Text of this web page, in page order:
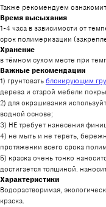
Также рекомендуем
Время высыхания
1-4 часа в зависимости от
срок полимеризации
Хранение
в тёмном сухом месте при
Важные рекомендации
1) грунтовать блокирующим
дерева и старой мебели
2) для окрашивания
водной основе;
3) НЕ требует нанесения
4) не мыть и не тереть,
протяжении всего срока
5) краска очень тонко
достигается толщиной.
Характеристики
Водорастворимая,
краска.